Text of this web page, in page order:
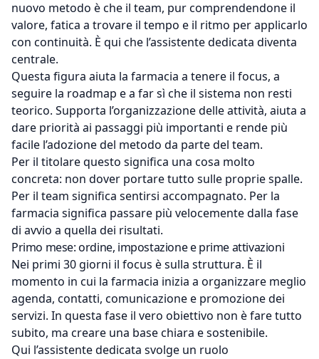
nuovo metodo è che il team, pur comprendendone il
valore, fatica a trovare il tempo e il ritmo per applicarlo
con continuità. È qui che l’assistente dedicata diventa
centrale.
Questa figura aiuta la farmacia a tenere il focus, a
seguire la roadmap e a far sì che il sistema non resti
teorico. Supporta l’organizzazione delle attività, aiuta a
dare priorità ai passaggi più importanti e rende più
facile l’adozione del metodo da parte del team.
Per il titolare questo significa una cosa molto
concreta: non dover portare tutto sulle proprie spalle.
Per il team significa sentirsi accompagnato. Per la
farmacia significa passare più velocemente dalla fase
di avvio a quella dei risultati.
Primo mese: ordine, impostazione e prime attivazioni
Nei primi 30 giorni il focus è sulla struttura. È il
momento in cui la farmacia inizia a organizzare meglio
agenda, contatti, comunicazione e promozione dei
servizi. In questa fase il vero obiettivo non è fare tutto
subito, ma creare una base chiara e sostenibile.
Qui l’assistente dedicata svolge un ruolo